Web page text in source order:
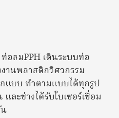
ท่อลมPPH เดินระบบท่อ
านพลาสติกวิศวกรรม
แบบ ทำตามแบบได้ทุกรูป
ะช่างได้รับใบเซอร์เชื่อม